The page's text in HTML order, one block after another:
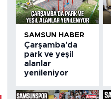
SAMSUN HABER
Çarşamba'da
park ve yeşil
alanlar
yenileniyor